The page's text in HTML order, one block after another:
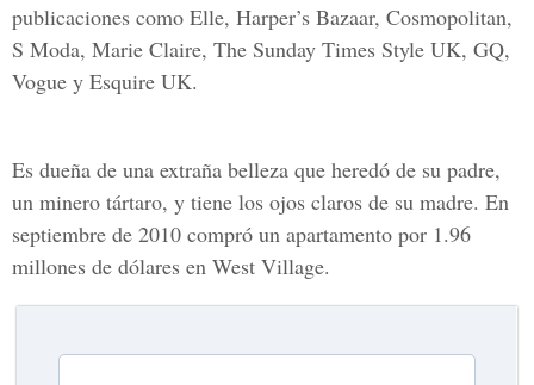
publicaciones como Elle, Harper’s Bazaar, Cosmopolitan,
S Moda, Marie Claire, The Sunday Times Style UK, GQ,
Vogue y Esquire UK.
Es dueña de una extraña belleza que heredó de su padre,
un minero tártaro, y tiene los ojos claros de su madre. En
septiembre de 2010 compró un apartamento por 1.96
millones de dólares en West Village.